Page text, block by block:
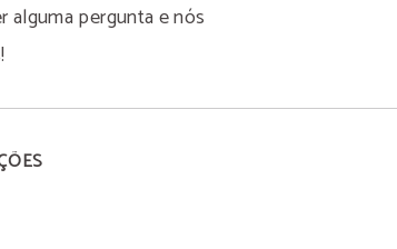
alguma pergunta e nós